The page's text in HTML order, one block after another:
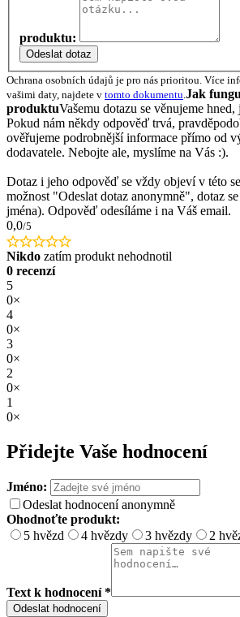
produktu:
Odeslat dotaz
Ochrana osobních údajů je pro nás prioritou. Více
vašimi daty, najdete v tomto dokumentu Jak
produktuVašemu dotazu se věnujeme
Pokud nám někdy odpověď trvá,
ověřujeme podrobnější informace přímo od
dodavatele. Nebojte ale, myslíme na Vás :).
Dotaz i jeho odpověď se vždy objeví v této
možnost "Odeslat dotaz anonymně", dotaz
jména). Odpověď odesíláme i na Váš email.
0,0/5
Nikdo zatím produkt nehodnotil
0 recenzí
5
0×
4
0×
3
0×
2
0×
1
0×
Přidejte Vaše hodnocení
Jméno:
Odeslat hodnocení anonymně
Ohodnoťte produkt:
5 hvězd
4 hvězdy 3 hvězdy 2
Text k hodnocení *
Odeslat hodnocení